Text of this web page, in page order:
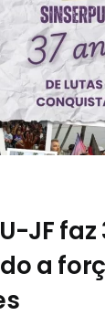
JF
a